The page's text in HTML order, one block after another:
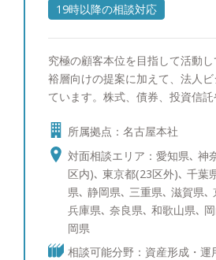
19時以降の相談対応
究極の顧客本位を目指して活動
裕層向けの提案に加えて、法人
ています。株式、債券、投資信
で、あらゆる相談に対応可能で
るモットー】 日本と比較した時
に顧客本位原則が高い次元で法制
我が国の資産運用のさらなる発展
型の運用サービスの提供は不可
に先んじて、今できうる究極の顧
まいります。
所属拠点：名古屋本社
対面相談エリア：愛知県､ 神
区内)､ 東京都(23区外)､ 千葉
県､ 静岡県､ 三重県､ 滋賀県､
兵庫県､ 奈良県､ 和歌山県､
岡県
相談可能分野：資産形成・運